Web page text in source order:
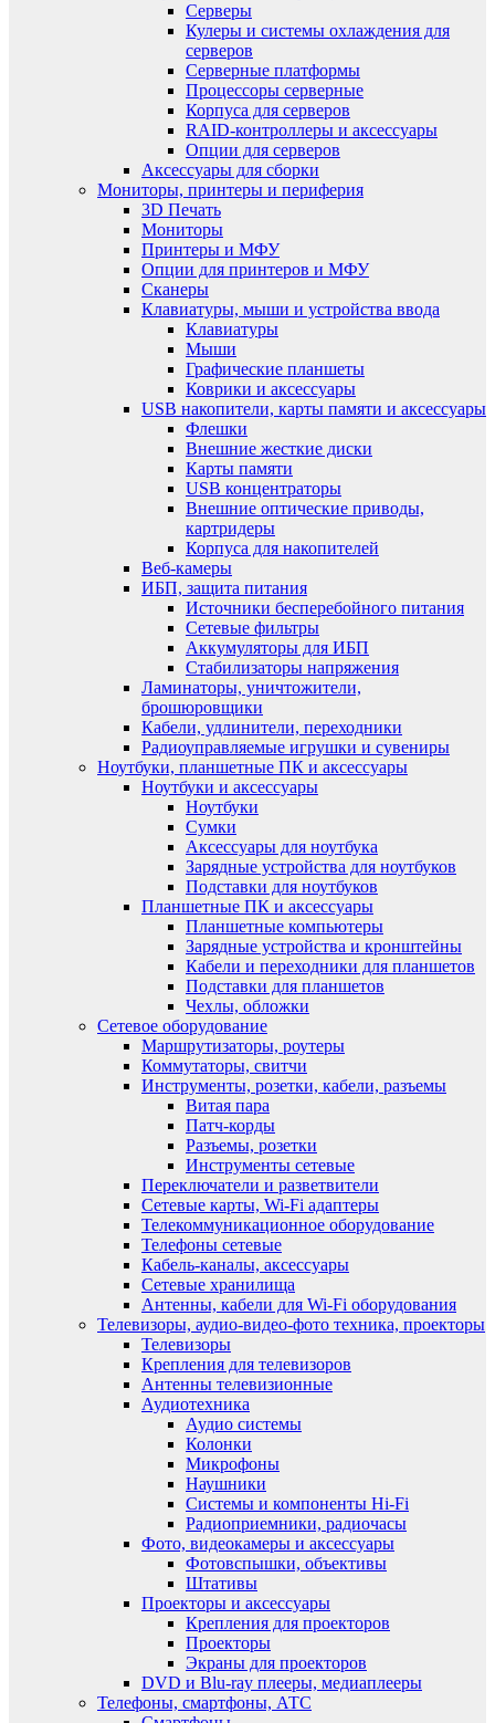
Серверы
Кулеры и системы охлаждения для
серверов
Серверные платформы
Процессоры серверные
Корпуса для серверов
RAID-контроллеры и аксессуары
Опции для серверов
Аксессуары для сборки
Мониторы, принтеры и периферия
3D Печать
Мониторы
Принтеры и МФУ
Опции для принтеров и МФУ
Сканеры
Клавиатуры, мыши и устройства ввода
Клавиатуры
Мыши
Графические планшеты
Коврики и аксессуары
USB накопители, карты памяти и аксессуары
Флешки
Внешние жесткие диски
Карты памяти
USB концентраторы
Внешние оптические приводы,
картридеры
Корпуса для накопителей
Веб-камеры
ИБП, защита питания
Источники бесперебойного питания
Сетевые фильтры
Аккумуляторы для ИБП
Стабилизаторы напряжения
Ламинаторы, уничтожители,
брошюровщики
Кабели, удлинители, переходники
Радиоуправляемые игрушки и сувениры
Ноутбуки, планшетные ПК и аксессуары
Ноутбуки и аксессуары
Ноутбуки
Сумки
Аксессуары для ноутбука
Зарядные устройства для ноутбуков
Подставки для ноутбуков
Планшетные ПК и аксессуары
Планшетные компьютеры
Зарядные устройства и кронштейны
Кабели и переходники для планшетов
Подставки для планшетов
Чехлы, обложки
Сетевое оборудование
Маршрутизаторы, роутеры
Коммутаторы, свитчи
Инструменты, розетки, кабели, разъемы
Витая пара
Патч-корды
Разъемы, розетки
Инструменты сетевые
Переключатели и разветвители
Сетевые карты, Wi-Fi адаптеры
Телекоммуникационное оборудование
Телефоны сетевые
Кабель-каналы, аксессуары
Сетевые хранилища
Антенны, кабели для Wi-Fi оборудования
Телевизоры, аудио-видео-фото техника, проекторы
Телевизоры
Крепления для телевизоров
Антенны телевизионные
Аудиотехника
Аудио системы
Колонки
Микрофоны
Наушники
Системы и компоненты Hi-Fi
Радиоприемники, радиочасы
Фото, видеокамеры и аксессуары
Фотовспышки, объективы
Штативы
Проекторы и аксессуары
Крепления для проекторов
Проекторы
Экраны для проекторов
DVD и Blu-ray плееры, медиаплееры
Телефоны, смартфоны, АТС